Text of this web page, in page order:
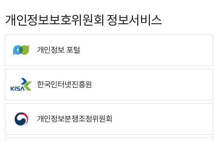
개인정보보호위원회 정보서비스
개인정보 포털
한국인터넷진흥원
개인정보분쟁조정위원회